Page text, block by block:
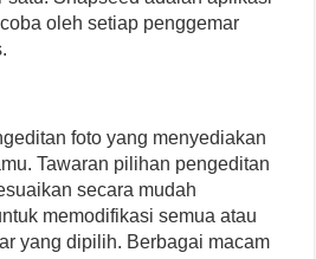
oleh setiap penggemar
foto yang menyediakan
Tawaran pilihan pengeditan
secara mudah
memodifikasi semua atau
yang dipilih. Berbagai macam